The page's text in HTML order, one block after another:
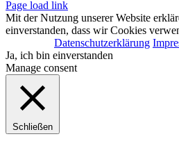
Page load link
Mit der Nutzung unserer Website
einverstanden, dass wir Cookies
Datenschutzerklärung
Ja, ich bin einverstanden
Manage consent
Schließen